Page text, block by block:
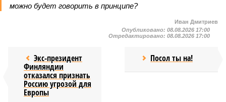
можно будет говорить в принципе?
Иван Дмитриев
Опубликовано: 08.08.2026 17:00
Отредактировано: 08.08.2026 17:00
Экс-президент
Финляндии
отказался признать
Россию угрозой для
Европы
Посол ты на!